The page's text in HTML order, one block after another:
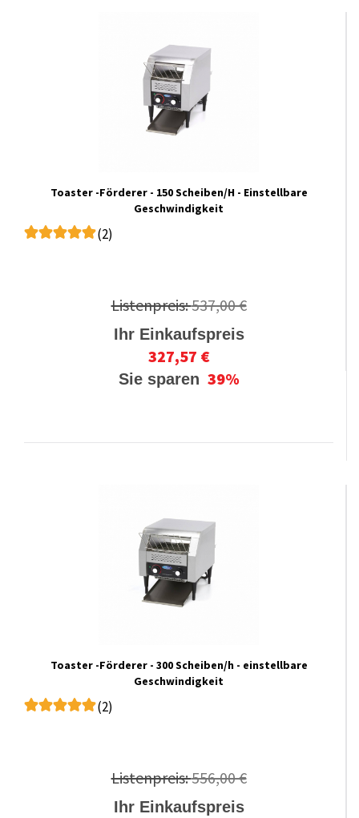
Toaster -Förderer - 150 Scheiben/H - Einstellbare
Geschwindigkeit
(2)
Listenpreis:537,00 €
Ihr Einkaufspreis
327,57 €
Sie sparen 39%
Toaster -Förderer - 300 Scheiben/h - einstellbare
Geschwindigkeit
(2)
Listenpreis:556,00 €
Ihr Einkaufspreis